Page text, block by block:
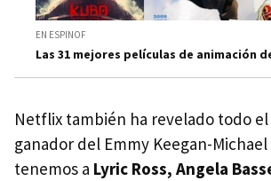
EN ESPINOF
Las 31 mejores películas de animación
Netflix también ha revelado todo
ganador del Emmy Keegan-Michael
tenemos a Lyric Ross, Angela